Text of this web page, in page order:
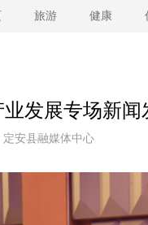
旅游 健康
发展专场新闻
定安县融媒体中心